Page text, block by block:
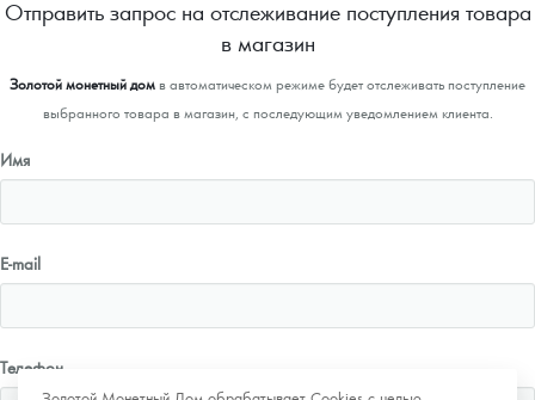
Отправить запрос на отслеживание поступления товара
в магазин
Золотой монетный домв автоматическом режиме будет отслеживать поступление
выбранного товара в магазин, с последующим уведомлением клиента.
Имя
E-mail
Телефон